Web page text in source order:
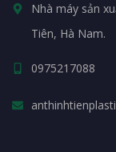
Nhà máy sản
Tiên, Hà Nam.
0975217088